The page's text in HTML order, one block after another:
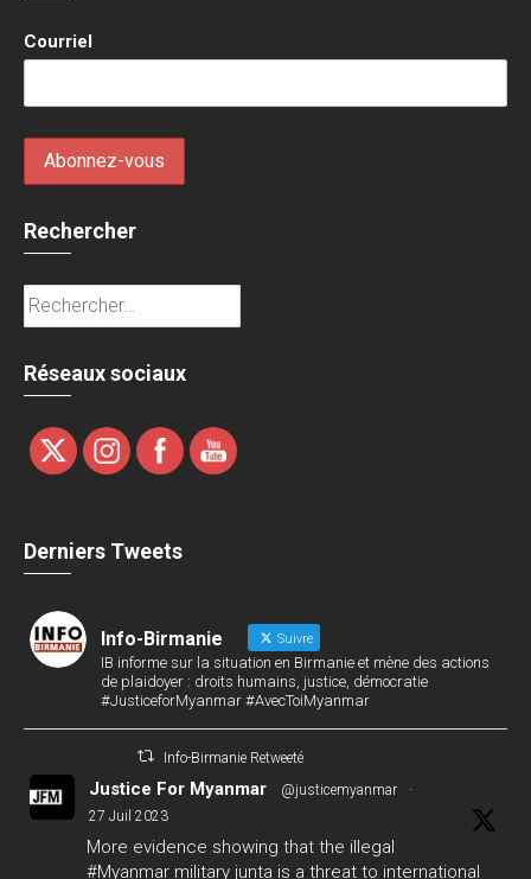
Courriel
Rechercher
Rechercher :
Réseaux sociaux
Derniers Tweets
Info-Birmanie Suivre
IB informe sur la situation en Birmanie et mène des actions
de plaidoyer : droits humains, justice, démocratie
#JusticeforMyanmar #AvecToiMyanmar
Info-Birmanie Retweeté
Justice For Myanmar @justicemyanmar
·
27 Juil 2023
More evidence showing that the illegal
#Myanmar military junta is a threat to international